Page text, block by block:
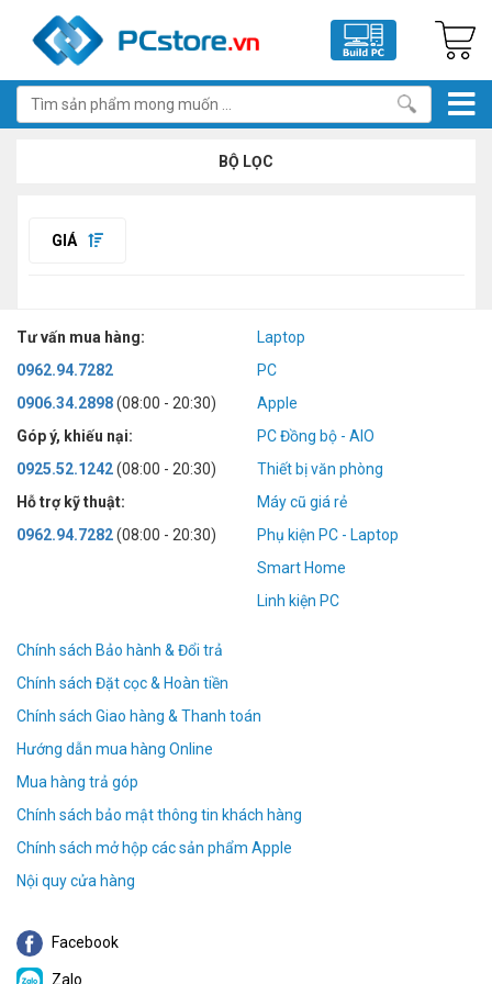
BỘ LỌC
GIÁ
Tư vấn mua hàng:
0962.94.7282
0906.34.2898(08:00 - 20:30)
Góp ý, khiếu nại:
0925.52.1242(08:00 - 20:30)
Hỗ trợ kỹ thuật:
0962.94.7282(08:00 - 20:30)
Laptop
PC
Apple
PC Đồng bộ - AIO
Thiết bị văn phòng
Máy cũ giá rẻ
Phụ kiện PC - Laptop
Smart Home
Linh kiện PC
Chính sách Bảo hành & Đổi trả
Chính sách Đặt cọc & Hoàn tiền
Chính sách Giao hàng & Thanh toán
Hướng dẫn mua hàng Online
Mua hàng trả góp
Chính sách bảo mật thông tin khách hàng
Chính sách mở hộp các sản phẩm Apple
Nội quy cửa hàng
Facebook
Zalo